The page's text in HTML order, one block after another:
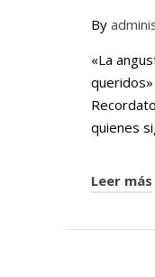
By
«La
quienes
Leer más